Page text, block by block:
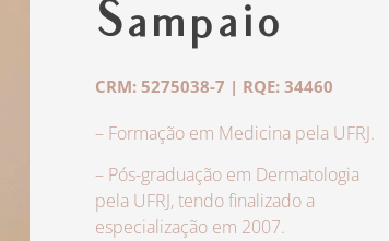
Sampaio
CRM: 5275038-7 | RQE: 34460
– Formação em Medicina pela UFRJ.
– Pós-graduação em Dermatologia
pela UFRJ, tendo finalizado a
especialização em 2007.